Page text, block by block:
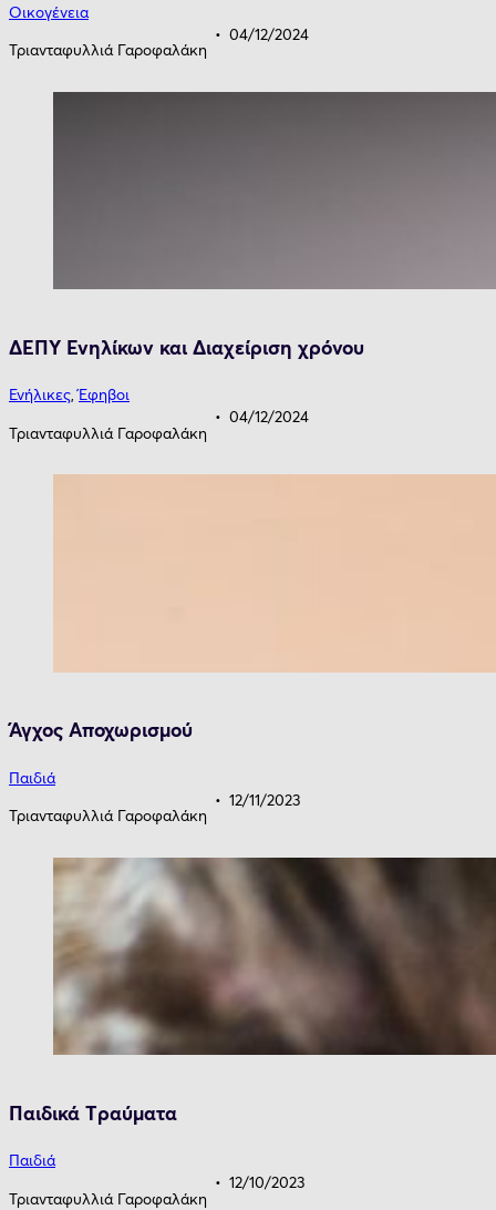
Οικογένεια
Τριανταφυλλιά Γαροφαλάκη
04/12/2024
ΔΕΠΥ Ενηλίκων και Διαχείριση χρόνου
Ενήλικες,Έφηβοι
Τριανταφυλλιά Γαροφαλάκη
04/12/2024
Άγχος Aποχωρισμού
Παιδιά
Τριανταφυλλιά Γαροφαλάκη
12/11/2023
Παιδικά Tραύματα
Παιδιά
Τριανταφυλλιά Γαροφαλάκη
12/10/2023